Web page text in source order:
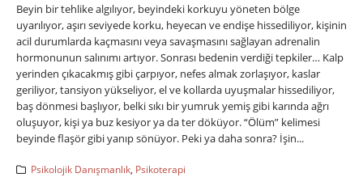
Beyin bir tehlike algılıyor, beyindeki korkuyu yöneten bölge
uyarılıyor, aşırı seviyede korku, heyecan ve endişe hissediliyor, kişinin
acil durumlarda kaçmasını veya savaşmasını sağlayan adrenalin
hormonunun salınımı artıyor. Sonrası bedenin verdiği tepkiler… Kalp
yerinden çıkacakmış gibi çarpıyor, nefes almak zorlaşıyor, kaslar
geriliyor, tansiyon yükseliyor, el ve kollarda uyuşmalar hissediliyor,
baş dönmesi başlıyor, belki sıkı bir yumruk yemiş gibi karında ağrı
oluşuyor, kişi ya buz kesiyor ya da ter döküyor. “Ölüm” kelimesi
beyinde flaşör gibi yanıp sönüyor. Peki ya daha sonra? İşin...
Psikolojik Danışmanlık, Psikoterapi